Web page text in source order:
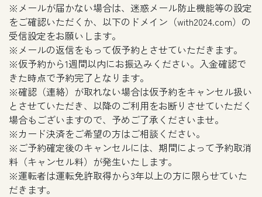
※メールが届かない場合は、迷惑メール防止機能等の設定
をご確認いただくか、以下のドメイン（with2024.com）の
受信設定をお願いします。
※メールの返信をもって仮予約とさせていただきます。
※仮予約から1週間以内にお振込みください。入金確認で
きた時点で予約完了となります。
※確認（連絡）が取れない場合は仮予約をキャンセル扱い
とさせていただき、以降のご利用をお断りさせていただく
場合もございますので、予めご了承くださいませ。
※カード決済をご希望の方はご相談ください。
※ご予約確定後のキャンセルには、期間によって予約取消
料（キャンセル料）が発生いたします。
※運転者は運転免許取得から3年以上の方に限らせていた
だきます。